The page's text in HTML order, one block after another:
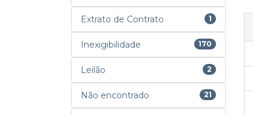
Extrato de Contrato 1
Inexigibilidade 170
Leilão 2
Não encontrado 21